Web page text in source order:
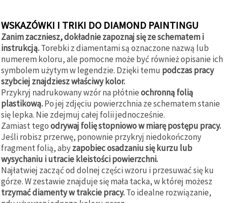
WSKAZÓWKI I TRIKI DO DIAMOND PAINTINGU
Zanim zaczniesz, dokładnie zapoznaj się ze schematem i
instrukcją.Torebki z diamentami są oznaczone nazwą lub
numerem koloru, ale pomocne może być również opisanie ich
symbolem użytym w legendzie. Dzięki temu podczas pracy
szybciej znajdziesz właściwy kolor.
Przykryj nadrukowany wzór na płótnieochronną folią
plastikową.Po jej zdjęciu powierzchnia ze schematem stanie
się lepka. Nie zdejmuj całej folii jednocześnie.
Zamiast tegoodrywaj folię stopniowo w miarę postępu pracy.
Jeśli robisz przerwę, ponownie przykryj niedokończony
fragment folią, abyzapobiec osadzaniu się kurzu lub
wysychaniu i utracie kleistości powierzchni.
Najłatwiej zacząć od dolnej części wzoru i przesuwać się ku
górze. W zestawie znajduje się mała tacka, w której możesz
trzymać diamenty w trakcie pracy.To idealne rozwiązanie,